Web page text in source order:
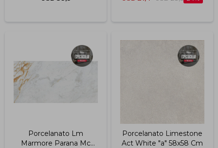
Porcelanato Lm
Marmore Parana Mc
Porcelanato Limestone
Act White "a" 58x58 Cm